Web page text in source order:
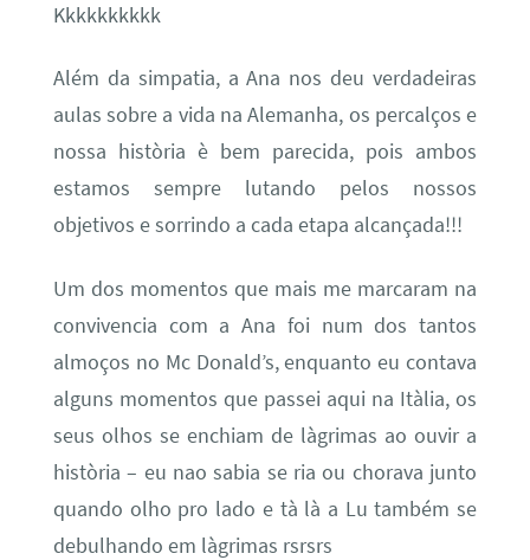
Kkkkkkkkkk
Além da simpatia, a Ana nos deu verdadeiras
aulas sobre a vida na Alemanha, os percalços e
nossa història è bem parecida, pois ambos
estamos sempre lutando pelos nossos
objetivos e sorrindo a cada etapa alcançada!!!
Um dos momentos que mais me marcaram na
convivencia com a Ana foi num dos tantos
almoços no Mc Donald’s, enquanto eu contava
alguns momentos que passei aqui na Itàlia, os
seus olhos se enchiam de làgrimas ao ouvir a
història – eu nao sabia se ria ou chorava junto
quando olho pro lado e tà là a Lu também se
debulhando em làgrimas rsrsrs